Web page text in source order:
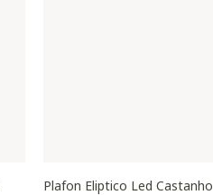
Plafon Eliptico Led Castanho